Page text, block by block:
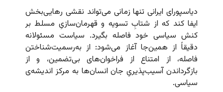
دیاسپورای ایرانی تنها زمانی می‌تواند نقشی رهایی‌بخش
ایفا کند که از شتابِ تسویه و قهرمان‌سازیِ مسلط بر
کنش سیاسی خود فاصله بگیرد. سیاست مسئولانه
دقیقاً از همین‌جا آغاز می‌شود: از به‌رسمیت‌شناختن
فاصله، از امتناع از فراخوان‌های بی‌تضمین، و از
بازگرداندن آسیب‌پذیریِ جان انسان‌ها به مرکز اندیشه‌ی
سیاسی.